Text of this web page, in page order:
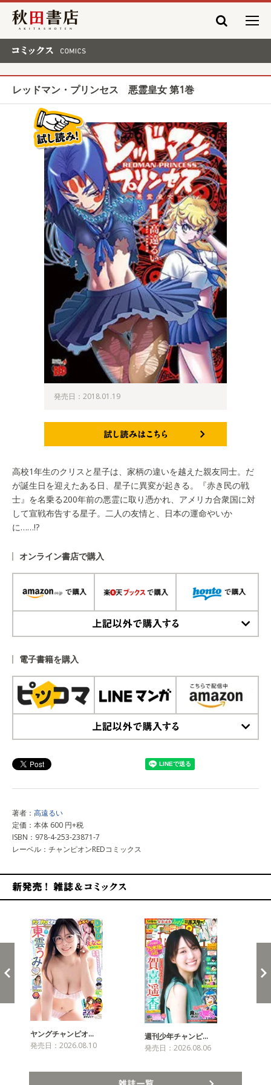
秋田書店
レッドマン・プリンセス 悪霊皇女 第1巻
発売日：2018.01.19
高校1年生のクリスと星子は、家柄の違いを越えた親友同士。だ
が誕生日を迎えたある日、星子に異変が起きる。『赤き民の戦
士』を名乗る200年前の悪霊に取り憑かれ、アメリカ合衆国に対
して宣戦布告する星子。二人の友情と、日本の運命やいか
に……!?
オンライン書店で購入
電子書籍を購入
著者： 高遠るい
定価：本体 600 円+税
ISBN：978-4-253-23871-7
レーベル：チャンピオンREDコミックス
ヤングチャンピオ…
発売日：2026.08.10
週刊少年チャンピ…
発売日：2026.08.06